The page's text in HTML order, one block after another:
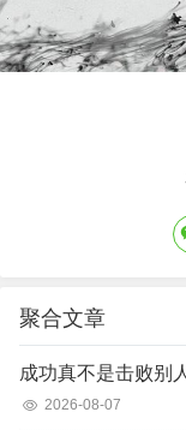
聚合文章
成功真不是击败别
2026-08-07